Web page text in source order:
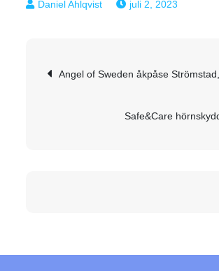
juli 2, 2023
Angel of Sweden åkpåse
Safe&Care